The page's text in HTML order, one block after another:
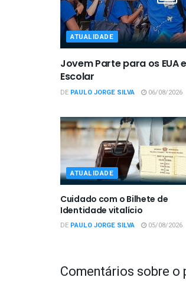
ATUALIDADE
Jovem Parte para os EUA
Escolar
DE PAULO JORGE SILVA 06/08/2026
ATUALIDADE
Cuidado com o Bilhete de
Identidade vitalício
DE PAULO JORGE SILVA 05/08/2026
Comentários sobre o